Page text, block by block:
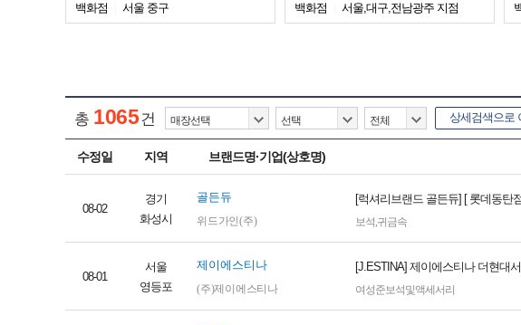
백화점 서울 중구 백화점 서울,대구,전남광주 지점
총 1065건 상세검색으로
수정일 지역 브랜드명·기업(상호명)
08-02
경기
화성시
골든듀
위드가인(주)
[럭셔리브랜드 골든듀] [ 롯데동탄
보석,귀금속
08-01
서울
영등포
제이에스티나
(주)제이에스티나
[J.ESTINA] 제이에스티나 더현대
여성준보석및액세서리